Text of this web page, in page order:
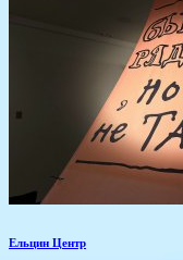
Ельцин Центр